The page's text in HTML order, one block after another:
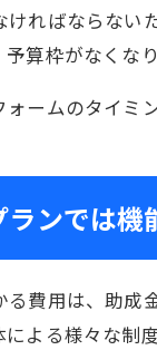
ればならない
算枠がなくな
ームのタイミ
ンでは機
る費用は、助
よる様々な制